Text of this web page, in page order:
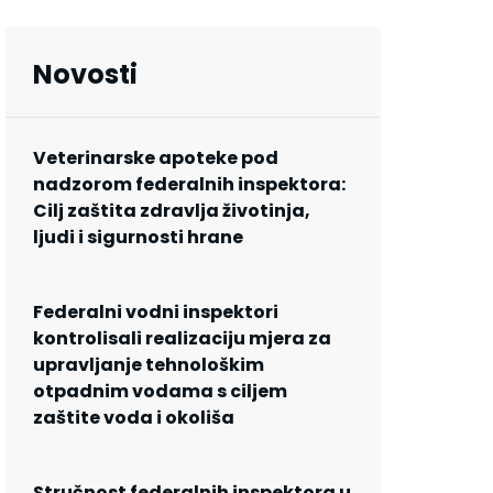
Novosti
Veterinarske apoteke pod
nadzorom federalnih inspektora:
Cilj zaštita zdravlja životinja,
ljudi i sigurnosti hrane
Federalni vodni inspektori
kontrolisali realizaciju mjera za
upravljanje tehnološkim
otpadnim vodama s ciljem
zaštite voda i okoliša